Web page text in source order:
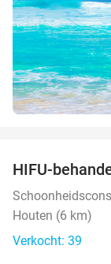
HIFU-
Houten (6 km)
Verkocht: 39